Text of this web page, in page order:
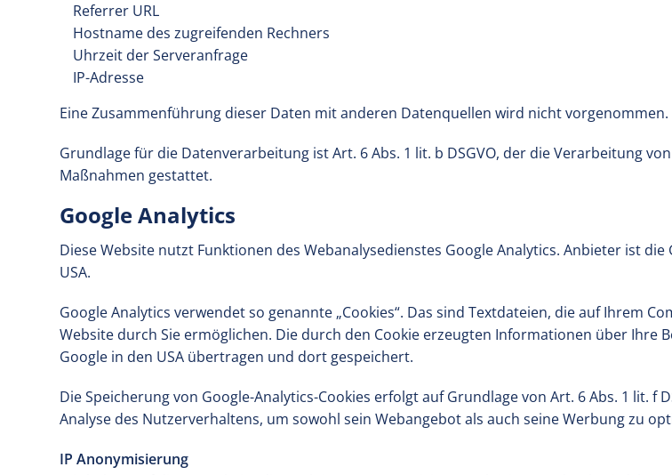
Referrer URL
Hostname des zugreifenden Rechners
Uhrzeit der Serveranfrage
IP-Adresse
Eine Zusammenführung dieser Daten mit anderen Datenquellen wird nicht vorgenommen.
Grundlage für die Datenverarbeitung ist Art. 6 Abs. 1 lit. b DSGVO, der die Verarbeitung
Maßnahmen gestattet.
Google Analytics
Diese Website nutzt Funktionen des Webanalysedienstes Google Analytics. Anbieter ist
USA.
Google Analytics verwendet so genannte „Cookies“. Das sind Textdateien, die auf Ihrem
Website durch Sie ermöglichen. Die durch den Cookie erzeugten Informationen über Ihre
Google in den USA übertragen und dort gespeichert.
Die Speicherung von Google-Analytics-Cookies erfolgt auf Grundlage von Art. 6 Abs. 1 lit.
Analyse des Nutzerverhaltens, um sowohl sein Webangebot als auch seine Werbung zu
IP Anonymisierung